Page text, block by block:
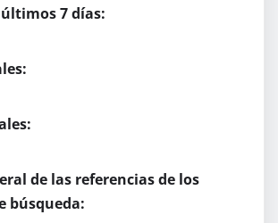
7 días:
de las referencias de los
búsqueda: